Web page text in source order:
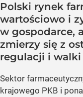
Polski rynek
wartościowo i
w gospodarce,
zmierzy się z
regulacji i walki
Sektor
krajowego PKB i